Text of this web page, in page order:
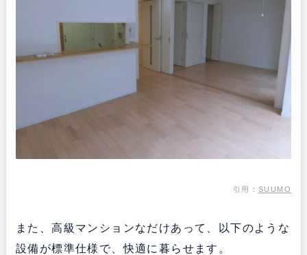
引用：SUUMO
また、高級マンションなだけあって、以下のような
設備が標準仕様で、快適に暮らせます。